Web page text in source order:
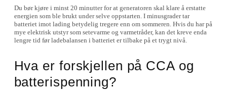
Du bør kjøre i minst 20 minutter for at generatoren skal klare å erstatte
energien som ble brukt under selve oppstarten. I minusgrader tar
batteriet imot lading betydelig tregere enn om sommeren. Hvis du har på
mye elektrisk utstyr som setevarme og varmetråder, kan det kreve enda
lengre tid før ladebalansen i batteriet er tilbake på et trygt nivå.
Hva er forskjellen på CCA og
batterispenning?